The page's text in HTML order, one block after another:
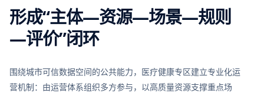
形成“主体—资源—场景—规则
—评价”闭环
围绕城市可信数据空间的公共能力，医疗健康专区建立专业化运
营机制：由运营体系组织多方参与，以高质量资源支撑重点场